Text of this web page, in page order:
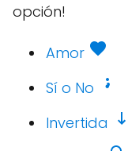
opción!
Amor
Sí o No
Invertida